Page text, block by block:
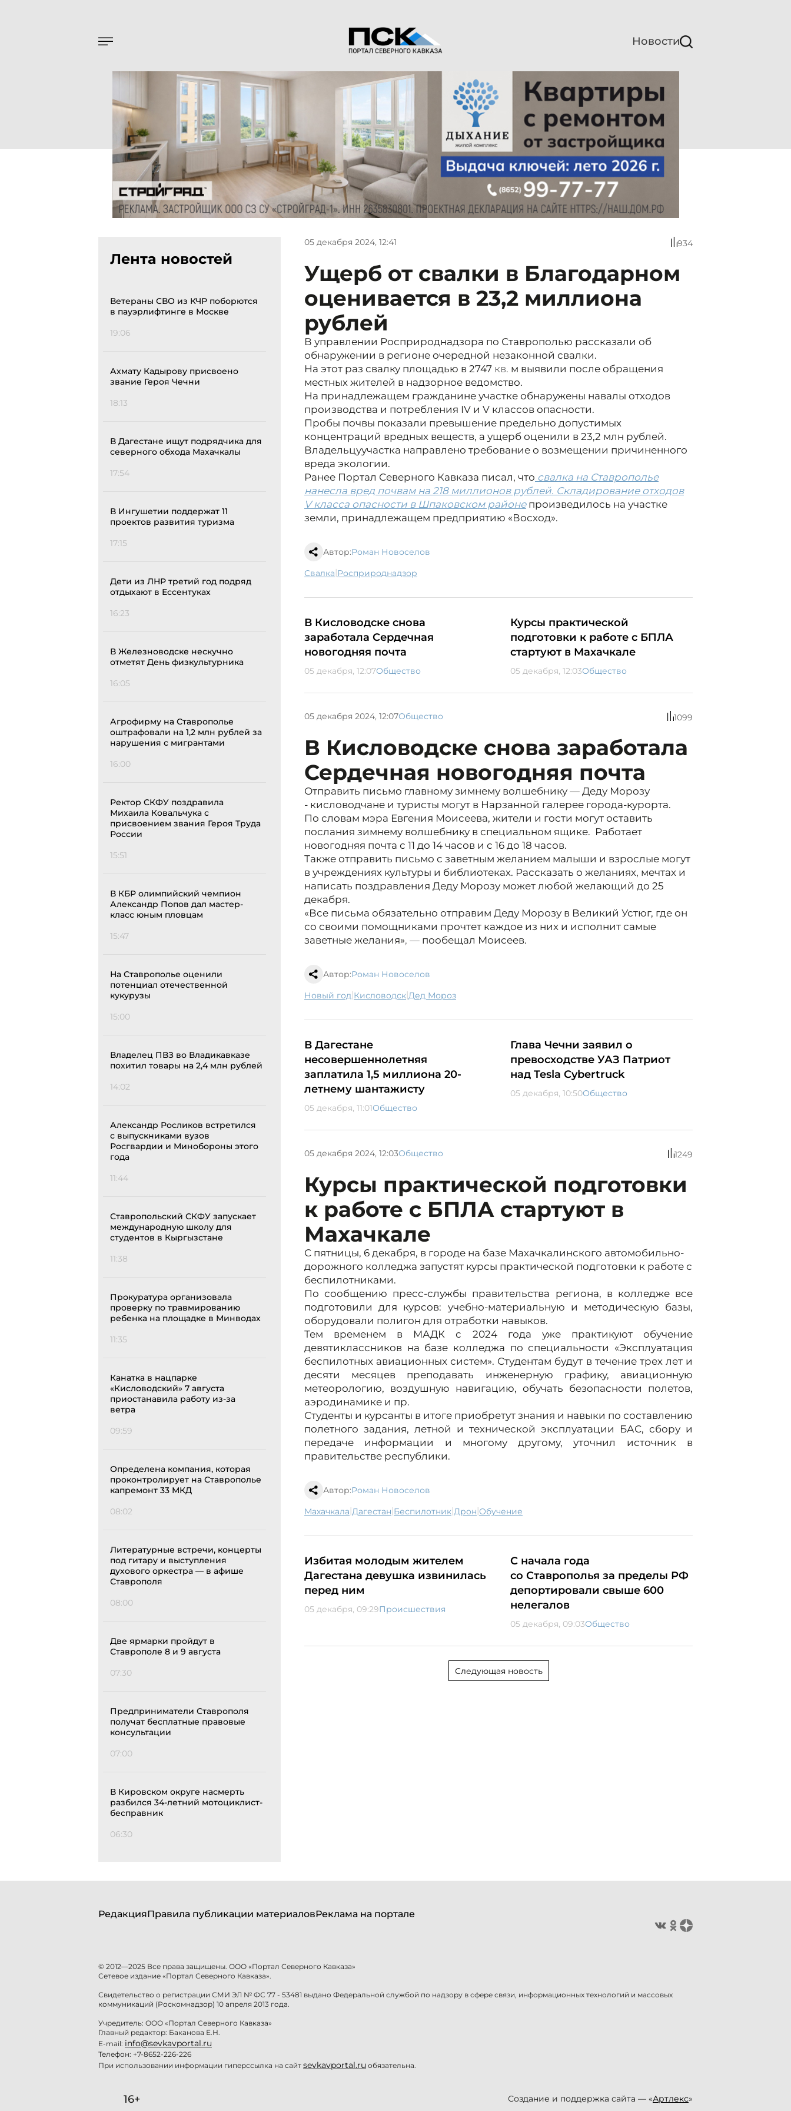
Новости
Лента новостей
Ветераны СВО из КЧР поборются
в пауэрлифтинге в Москве
19:06
Ахмату Кадырову присвоено
звание Героя Чечни
18:13
В Дагестане ищут подрядчика для
северного обхода Махачкалы
17:54
В Ингушетии поддержат 11
проектов развития туризма
17:15
Дети из ЛНР третий год подряд
отдыхают в Ессентуках
16:23
В Железноводске нескучно
отметят День физкультурника
16:05
Агрофирму на Ставрополье
оштрафовали на 1,2 млн рублей за
нарушения с мигрантами
16:00
Ректор СКФУ поздравила
Михаила Ковальчука с
присвоением звания Героя Труда
России
15:51
В КБР олимпийский чемпион
Александр Попов дал мастер-
класс юным пловцам
15:47
На Ставрополье оценили
потенциал отечественной
кукурузы
15:00
Владелец ПВЗ во Владикавказе
похитил товары на 2,4 млн рублей
14:02
Александр Росликов встретился
с выпускниками вузов
Росгвардии и Минобороны этого
года
11:44
Ставропольский СКФУ запускает
международную школу для
студентов в Кыргызстане
11:38
Прокуратура организовала
проверку по травмированию
ребенка на площадке в Минводах
11:35
Канатка в нацпарке
«Кисловодский» 7 августа
приостанавила работу из-за
ветра
09:59
Определена компания, которая
проконтролирует на Ставрополье
капремонт 33 МКД
08:02
Литературные встречи, концерты
под гитару и выступления
духового оркестра — в афише
Ставрополя
08:00
Две ярмарки пройдут в
Ставрополе 8 и 9 августа
07:30
Предприниматели Ставрополя
получат бесплатные правовые
консультации
07:00
В Кировском округе насмерть
разбился 34-летний мотоциклист-
бесправник
06:30
05 декабря 2024, 12:41 934
Ущерб от свалки в Благодарном
оценивается в 23,2 миллиона
рублей
В управлении Росприроднадзора по Ставрополью рассказали об
обнаружении в регионе очередной незаконной свалки.
На этот раз свалку площадью в 2747 кв. м выявили после обращения
местных жителей в надзорное ведомство.
На принадлежащем гражданине участке обнаружены навалы отходов
производства и потребления IV и V классов опасности.
Пробы почвы показали превышение предельно допустимых
концентраций вредных веществ, а ущерб оценили в 23,2 млн рублей.
Владельцуучастка направлено требование о возмещении причиненного
вреда экологии.
Ранее Портал Северного Кавказа писал, что свалка на Ставрополье
нанесла вред почвам на 218 миллионов рублей. Складирование отходов
V класса опасности в Шпаковском районепроизведилось на участке
земли, принадлежащем предприятию «Восход».
Автор:Роман Новоселов
свалка| Росприроднадзор
В Кисловодске снова
заработала Сердечная
новогодняя почта
05 декабря, 12:07Общество
Курсы практической
подготовки к работе с БПЛА
стартуют в Махачкале
05 декабря, 12:03Общество
05 декабря 2024, 12:07Общество 1099
В Кисловодске снова заработала
Сердечная новогодняя почта
Отправить письмо главному зимнему волшебнику — Деду Морозу
- кисловодчане и туристы могут в Нарзанной галерее города-курорта.
По словам мэра Евгения Моисеева, жители и гости могут оставить
послания зимнему волшебнику в специальном ящике. Работает
новогодняя почта с 11 до 14 часов и с 16 до 18 часов.
Также отправить письмо с заветным желанием малыши и взрослые могут
в учреждениях культуры и библиотеках. Рассказать о желаниях, мечтах и
написать поздравления Деду Морозу может любой желающий до 25
декабря.
«Все письма обязательно отправим Деду Морозу в Великий Устюг, где он
со своими помощниками прочтет каждое из них и исполнит самые
заветные желания», — пообещал Моисеев.
Автор:Роман Новоселов
новый год| Кисловодск| Дед Мороз
В Дагестане
несовершеннолетняя
заплатила 1,5 миллиона 20-
летнему шантажисту
05 декабря, 11:01Общество
Глава Чечни заявил о
превосходстве УАЗ Патриот
над Tesla Cybertruck
05 декабря, 10:50Общество
05 декабря 2024, 12:03Общество 1249
Курсы практической подготовки
к работе с БПЛА стартуют в
Махачкале
С пятницы, 6 декабря, в городе на базе Махачкалинского автомобильно-
дорожного колледжа запустят курсы практической подготовки к работе с
беспилотниками.
По сообщению пресс-службы правительства региона, в колледже все
подготовили для курсов: учебно-материальную и методическую базы,
оборудовали полигон для отработки навыков.
Тем временем в МАДК с 2024 года уже практикуют обучение
девятиклассников на базе колледжа по специальности «Эксплуатация
беспилотных авиационных систем». Студентам будут в течение трех лет и
десяти месяцев преподавать инженерную графику, авиационную
метеорологию, воздушную навигацию, обучать безопасности полетов,
аэродинамике и пр.
Студенты и курсанты в итоге приобретут знания и навыки по составлению
полетного задания, летной и технической эксплуатации БАС, сбору и
передаче информации и многому другому, уточнил источник в
правительстве республики.
Автор:Роман Новоселов
Махачкала| Дагестан| беспилотник| дрон| обучение
Избитая молодым жителем
Дагестана девушка извинилась
перед ним
05 декабря, 09:29Происшествия
С начала года
со Ставрополья за пределы РФ
депортировали свыше 600
нелегалов
05 декабря, 09:03Общество
Следующая новость
РедакцияПравила публикации материаловРеклама на портале
© 2012—2025 Все права защищены. ООО «Портал Северного Кавказа»
Сетевое издание «Портал Северного Кавказа».
Свидетельство о регистрации СМИ ЭЛ № ФС 77 - 53481 выдано Федеральной службой по надзору в сфере связи, информационных технологий и массовых
коммуникаций (Роскомнадзор) 10 апреля 2013 года.
Учредитель: ООО «Портал Северного Кавказа»
Главный редактор: Баканова Е.Н.
E-mail: info@sevkavportal.ru
Телефон: +7-8652-226-226
При использовании информации гиперссылка на сайт sevkavportal.ru обязательна.
16+ Создание и поддержка сайта — «Артлекс»